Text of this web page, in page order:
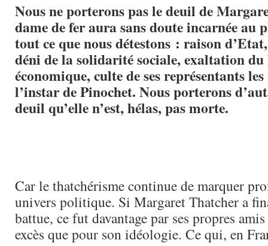
Nous ne porterons pas le deuil de
dame de fer aura sans doute incarnée au
tout ce que nous détestons : raison
déni de la solidarité sociale, exaltation
économique, culte de ses représentants
l’instar de Pinochet. Nous porterons
deuil qu’elle n’est, hélas, pas morte.
Car le thatchérisme continue de marquer
univers politique. Si Margaret Thatcher a
battue, ce fut davantage par ses propres
excès que pour son idéologie. Ce qui, en